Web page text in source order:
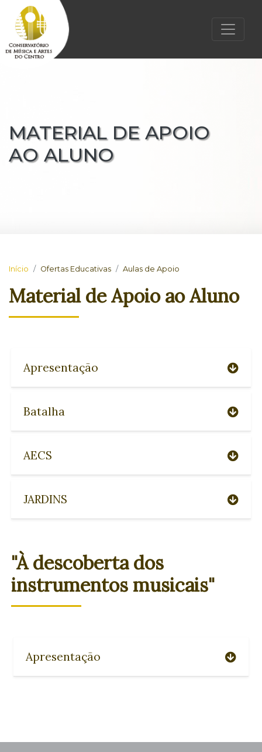
MATERIAL DE APOIO
AO ALUNO
Início Ofertas Educativas Aulas de Apoio
Material de Apoio ao Aluno
Apresentação
Batalha
AECS
JARDINS
"À descoberta dos
instrumentos musicais"
Apresentação